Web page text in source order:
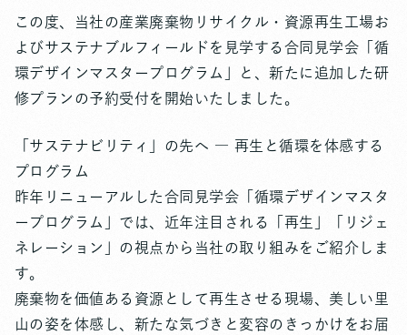
この度、当社の産業廃棄物リサイクル・資源再生工場お
よびサステナブルフィールドを見学する合同見学会「循
環デザインマスタープログラム」と、新たに追加した研
修プランの予約受付を開始いたしました。
「サステナビリティ」の先へ ― 再生と循環を体感する
プログラム
昨年リニューアルした合同見学会「循環デザインマスタ
ープログラム」では、近年注目される「再生」「リジェ
ネレーション」の視点から当社の取り組みをご紹介しま
す。
廃棄物を価値ある資源として再生させる現場、美しい里
山の姿を体感し、新たな気づきと変容のきっかけをお届